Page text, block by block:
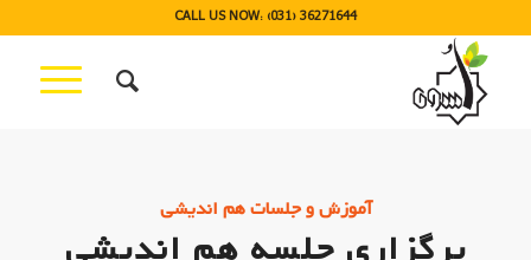
CALL US NOW: (031) 36271644
آموزش و جلسات هم اندیشی